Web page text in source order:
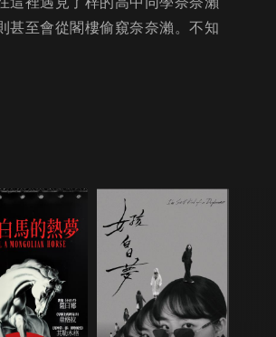
甚至會從閣樓偷窺奈奈瀨。不知